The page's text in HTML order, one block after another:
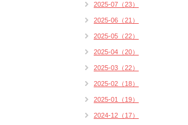
2025-07（23）
2025-06（21）
2025-05（22）
2025-04（20）
2025-03（22）
2025-02（18）
2025-01（19）
2024-12（17）